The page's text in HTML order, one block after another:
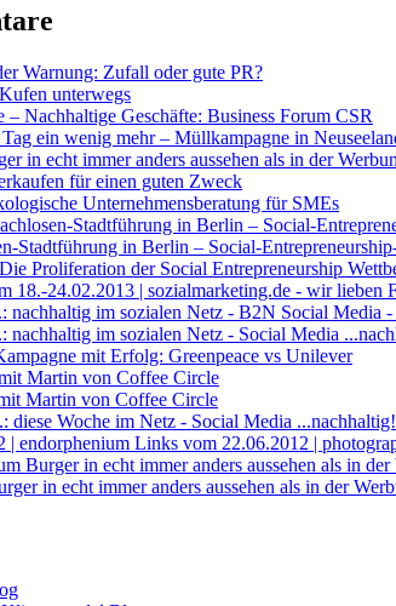
Warnung: Zufall oder gute PR?
unterwegs
Nachhaltige Geschäfte: Business Forum CSR
Tag ein wenig mehr – Müllkampagne in
in echt immer anders aussehen als in der
für einen guten Zweck
Unternehmensberatung für SMEs
Stadtführung in Berlin – Social-
Stadtführung in Berlin – Social-
Die Proliferation der Social Entrepreneurship
18.-24.02.2013 | sozialmarketing.de - wir lieben
nachhaltig im sozialen Netz - B2N Social Media
nachhaltig im sozialen Netz - Social Media
mit Erfolg: Greenpeace vs Unilever
Martin von Coffee Circle
Martin von Coffee Circle
diese Woche im Netz - Social Media ...nachhaltig!
| endorphenium Links vom 22.06.2012 |
Burger in echt immer anders aussehen als in
in echt immer anders aussehen als in der